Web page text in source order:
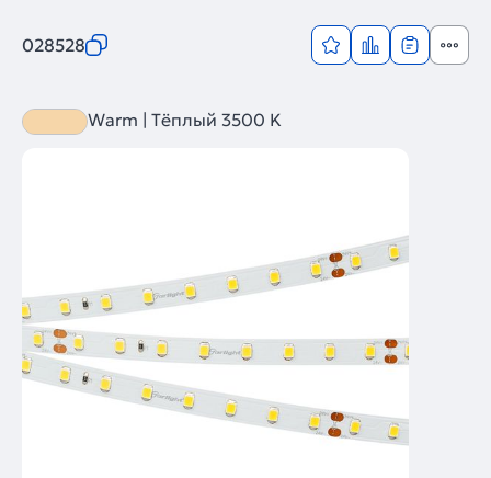
028528
Warm | Тёплый 3500 K